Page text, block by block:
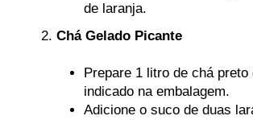
de laranja.
Chá Gelado Picante
Prepare 1 litro de chá preto
indicado na embalagem.
Adicione o suco de duas